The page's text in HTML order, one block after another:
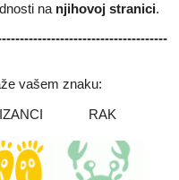
na njihovoj stranici.
vašem znaku:
RAK